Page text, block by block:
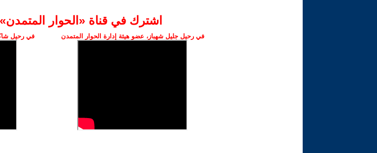
اشترك في قناة ‫«الحوار
في رحيل جليل شهباز، عضو هيئة إدارة الحوار المتمدن في رحيل